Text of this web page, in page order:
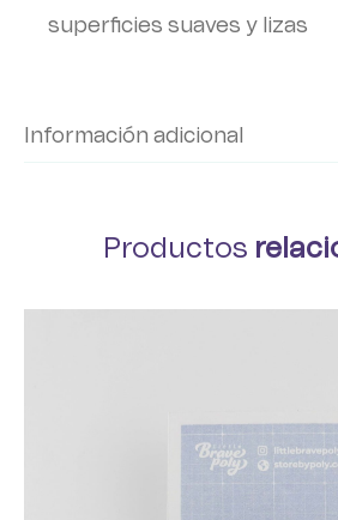
superficies suaves y lizas
Información adicional
Productos